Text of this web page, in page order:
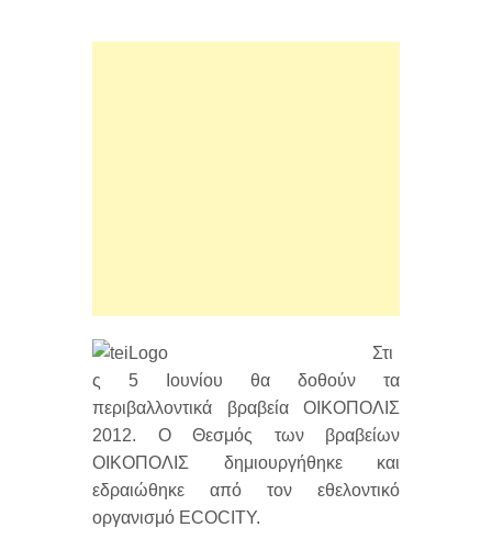
Στι
ς 5 Ιουνίου θα δοθούν τα
περιβαλλοντικά βραβεία ΟΙΚΟΠΟΛΙΣ
2012. O Θεσμός των βραβείων
ΟΙΚΟΠΟΛΙΣ δημιουργήθηκε και
εδραιώθηκε από τον εθελοντικό
οργανισμό ΕCOCITY.